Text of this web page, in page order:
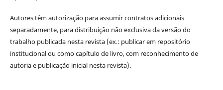
Autores têm autorização para assumir contratos adicionais
separadamente, para distribuição não exclusiva da versão do
trabalho publicada nesta revista (ex.: publicar em repositório
institucional ou como capítulo de livro, com reconhecimento de
autoria e publicação inicial nesta revista).